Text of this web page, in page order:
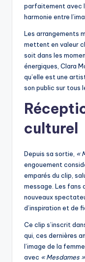
parfaitement avec
harmonie entre
Les arrangements
mettent en valeur
soit dans les
énergiques, Clara
qu’elle est une
son public sur tous
culturel
Depuis sa sortie, «
engouement
emparés du clip,
message. Les fans
nouveaux
d’inspiration et de
Ce clip s’inscrit
qui, ces dernières
l’image de la
avec « Mesdames »